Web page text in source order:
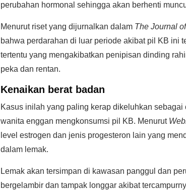
perubahan hormonal sehingga akan berhenti
Menurut riset yang dijurnalkan dalam The Journal
bahwa perdarahan di luar periode akibat pil KB ini
tertentu yang mengakibatkan penipisan dinding
peka dan rentan.
Kenaikan berat badan
Kasus inilah yang paling kerap dikeluhkan
wanita enggan mengkonsumsi pil KB. Menurut
level estrogen dan jenis progesteron lain yang
dalam lemak.
Lemak akan tersimpan di kawasan panggul dan
bergelambir dan tampak longgar akibat